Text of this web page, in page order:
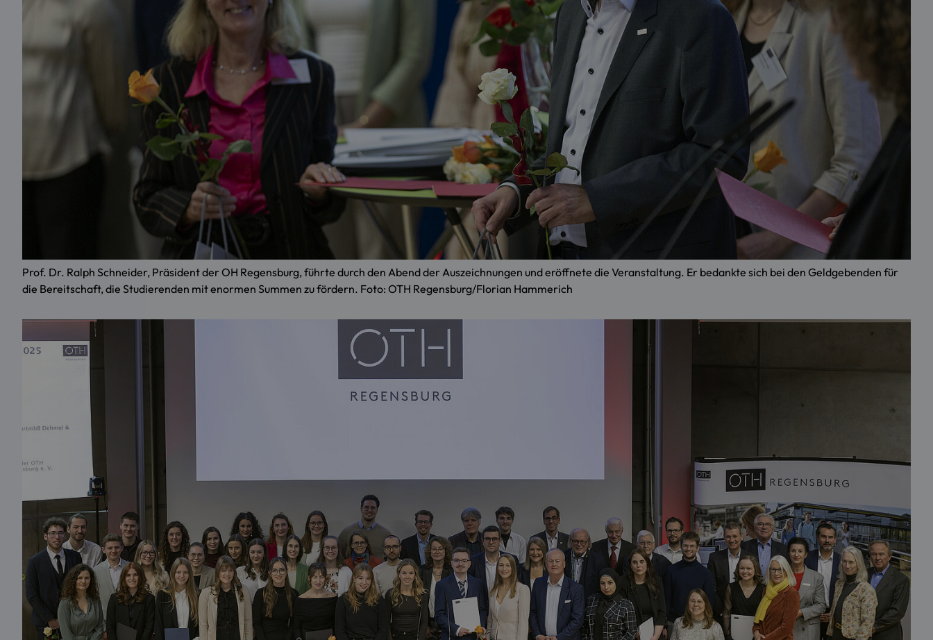
Prof. Dr. Ralph Schneider, Präsident der OH Regensburg, führte durch den Abend der Auszeichnungen und eröffnete die Veranstaltung. Er bedankte sich bei den Geldgebenden für
die Bereitschaft, die Studierenden mit enormen Summen zu fördern. Foto: OTH Regensburg/Florian Hammerich